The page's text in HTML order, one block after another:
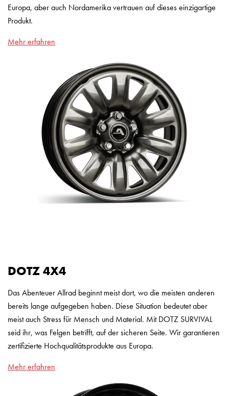
Europa, aber auch Nordamerika vertrauen auf dieses einzigartige
Produkt.
Mehr erfahren
DOTZ 4X4
Das Abenteuer Allrad beginnt meist dort, wo die meisten anderen
bereits lange aufgegeben haben. Diese Situation bedeutet aber
meist auch Stress für Mensch und Material. Mit DOTZ SURVIVAL
seid ihr, was Felgen betrifft, auf der sicheren Seite. Wir garantieren
zertifizierte Hochqualitätsprodukte aus Europa.
Mehr erfahren